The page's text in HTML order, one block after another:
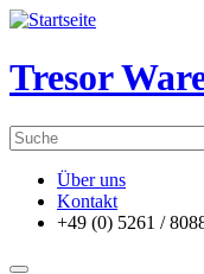
Tresor
Über uns
Kontakt
+49 (0) 5261 /